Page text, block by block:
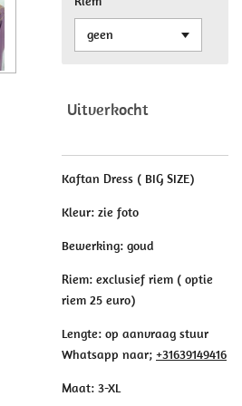
Uitverkocht
Kaftan Dress ( BIG SIZE)
Kleur: zie foto
Bewerking: goud
Riem: exclusief riem ( optie
riem 25 euro)
Lengte: op aanvraag stuur
Whatsapp naar; +31639149416
Maat: 3-XL